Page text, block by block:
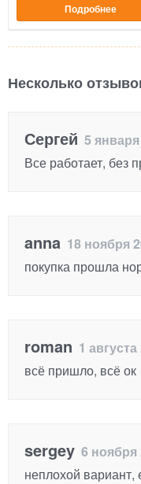
Подробнее
Несколько
Сергей 5
Все работает, без
anna 18 ноября
покупка прошла
roman 1 августа
всё пришло, всё ок
sergey 6 ноября
неплохой вариант,